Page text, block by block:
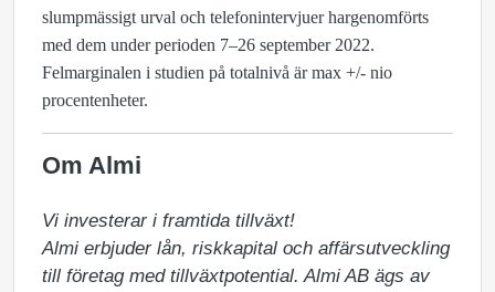
slumpmässigt urval och telefonintervjuer hargenomförts
med dem under perioden 7–26 september 2022.
Felmarginalen i studien på totalnivå är max +/- nio
procentenheter.
Om Almi
Vi investerar i framtida tillväxt!
Almi erbjuder lån, riskkapital och affärsutveckling
till företag med tillväxtpotential. Almi AB ägs av